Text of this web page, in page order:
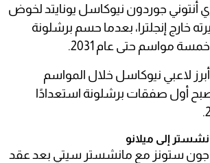
أنتوني جوردون نيوكاسل يونايتد لخوض
خارج إنجلترا، بعدما حسم برشلونة
مواسم حتى عام 2031.
لاعبي نيوكاسل خلال المواسم
أول صفقات برشلونة استعدادًا
إلى ميلانو
جون ستونز مع مانشستر سيتي بعد عقد